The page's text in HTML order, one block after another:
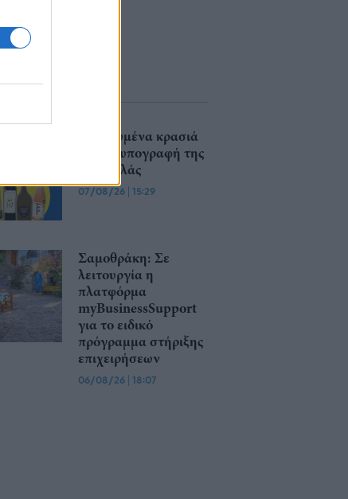
Βραβευμένα κρασιά
με την υπογραφή της
Lidl Ελλάς
07/08/26 | 15:29
Σαμοθράκη: Σε
λειτουργία η
πλατφόρμα
myBusinessSupport
για το ειδικό
πρόγραμμα στήριξης
επιχειρήσεων
06/08/26 | 18:07